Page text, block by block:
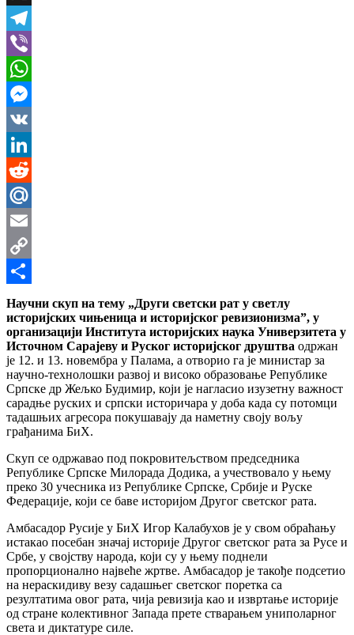
X
Telegram
Viber
WhatsApp
Messenger
VK
LinkedIn
Reddit
Mail.Ru
Email
Copy
Link
Share
Научни скуп на тему „Други светски рат у светлу
историјских чињеница и историјског ревизионизма”, у
организацији Института историјских наука Универзитета у
Источном Сарајеву и Руског историјског друштва одржан
је 12. и 13. новембра у Палама, а отворио га је министар за
научно-технолошки развој и високо образовање Републике
Српске др Жељко Будимир, који је нагласио изузетну важност
сарадње руских и српски историчара у доба када су потомци
тадашњих агресора покушавају да наметну своју вољу
грађанима БиХ.
Скуп се одржавао под покровитељством председника
Републике Српске Милорада Додика, а учествовало у њему
преко 30 учесника из Републике Српске, Србије и Руске
Федерације, који се баве историјом Другог светског рата.
Амбасадор Русије у БиХ Игор Калабухов је у свом обраћању
истакао посебан значај историје Другог светског рата за Русе и
Србе, у својству народа, који су у њему поднели
пропорционално највеће жртве. Амбасадор је такође подсетио
на нераскидиву везу садашњег светског поретка са
резултатима овог рата, чија ревизија као и извртање историје
од стране колективног Запада прете стварањем униполарног
света и диктатуре силе.